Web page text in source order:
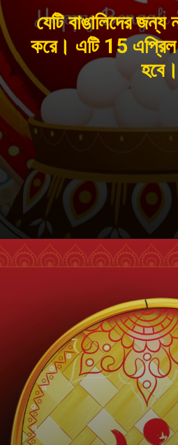
যেটি বাঙালিদের
করে। এটি 15
হবে।